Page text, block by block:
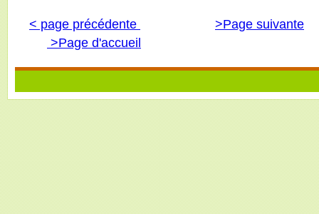
< page précédente
>Page suivante
>Page d'accueil